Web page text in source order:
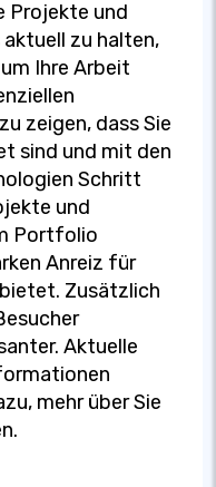
Projekte und
zu halten,
Ihre Arbeit
zeigen, dass Sie
sind und mit den
Schritt
und
Portfolio
Anreiz für
Zusätzlich
Aktuelle
mehr über Sie